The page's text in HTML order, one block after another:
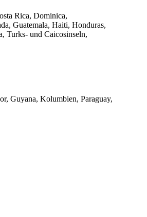
Rica, Dominica,
Guatemala, Haiti, Honduras,
Turks- und Caicosinseln,
Guyana, Kolumbien, Paraguay,